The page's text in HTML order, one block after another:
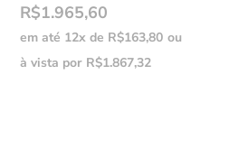
R$1.965,60
em até 12x de R$163,80 ou
à vista por R$1.867,32